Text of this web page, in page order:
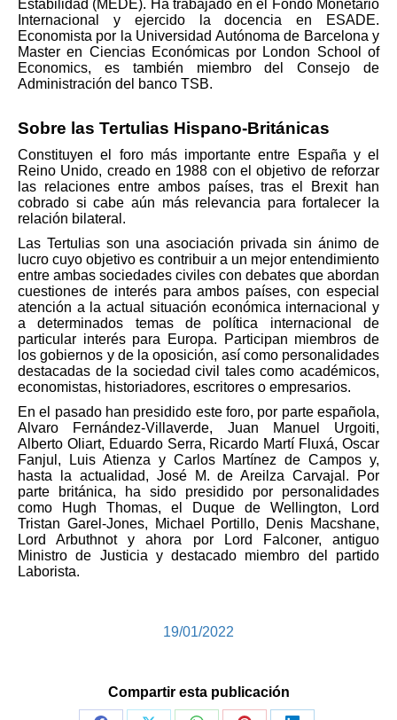
Estabilidad (MEDE). Ha trabajado en el Fondo Monetario
Internacional y ejercido la docencia en ESADE.
Economista por la Universidad Autónoma de Barcelona y
Master en Ciencias Económicas por London School of
Economics, es también miembro del Consejo de
Administración del banco TSB.
Sobre las Tertulias Hispano-Británicas
Constituyen el foro más importante entre España y el
Reino Unido, creado en 1988 con el objetivo de reforzar
las relaciones entre ambos países, tras el Brexit han
cobrado si cabe aún más relevancia para fortalecer la
relación bilateral.
Las Tertulias son una asociación privada sin ánimo de
lucro cuyo objetivo es contribuir a un mejor entendimiento
entre ambas sociedades civiles con debates que abordan
cuestiones de interés para ambos países, con especial
atención a la actual situación económica internacional y
a determinados temas de política internacional de
particular interés para Europa. Participan miembros de
los gobiernos y de la oposición, así como personalidades
destacadas de la sociedad civil tales como académicos,
economistas, historiadores, escritores o empresarios.
En el pasado han presidido este foro, por parte española,
Alvaro Fernández-Villaverde, Juan Manuel Urgoiti,
Alberto Oliart, Eduardo Serra, Ricardo Martí Fluxá, Oscar
Fanjul, Luis Atienza y Carlos Martínez de Campos y,
hasta la actualidad, José M. de Areilza Carvajal. Por
parte británica, ha sido presidido por personalidades
como Hugh Thomas, el Duque de Wellington, Lord
Tristan Garel-Jones, Michael Portillo, Denis Macshane,
Lord Arbuthnot y ahora por Lord Falconer, antiguo
Ministro de Justicia y destacado miembro del partido
Laborista.
19/01/2022
Compartir esta publicación